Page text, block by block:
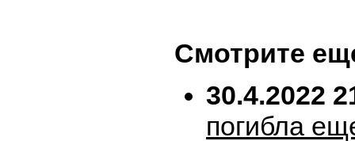
Смотрите
30.4.2022
погибла